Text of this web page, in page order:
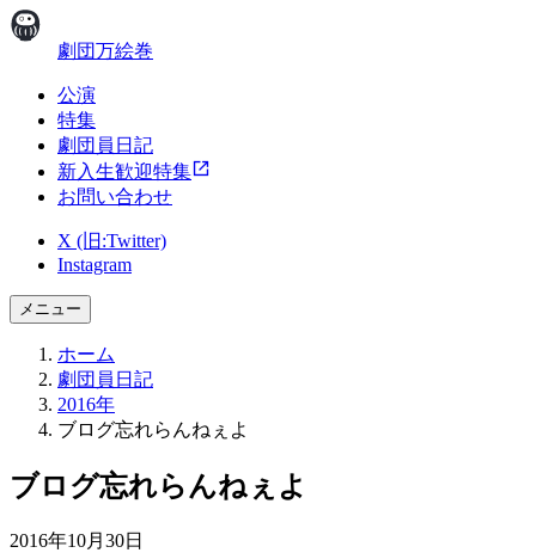
劇団万絵巻
公演
特集
劇団員日記
新入生歓迎特集
お問い合わせ
X (旧:Twitter)
Instagram
メニュー
ホーム
劇団員日記
2016年
ブログ忘れらんねぇよ
ブログ忘れらんねぇよ
2016年10月30日